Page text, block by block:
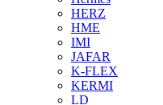
HERZ
HME
IMI
JAFAR
K-FLEX
KERMI
LD